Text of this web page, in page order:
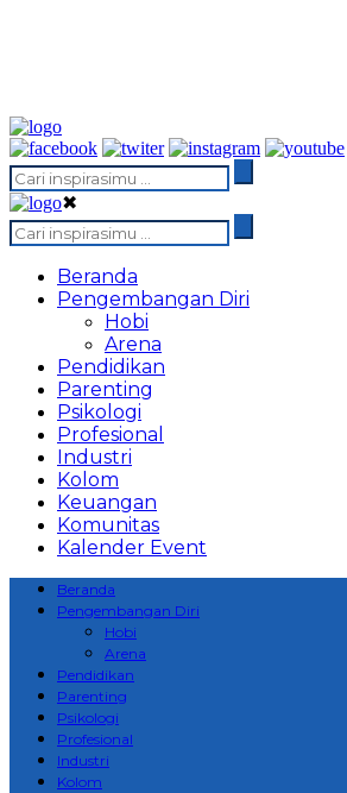
✖
Beranda
Pengembangan Diri
Hobi
Arena
Pendidikan
Parenting
Psikologi
Profesional
Industri
Kolom
Keuangan
Komunitas
Kalender Event
Beranda
Pengembangan Diri
Hobi
Arena
Pendidikan
Parenting
Psikologi
Profesional
Industri
Kolom